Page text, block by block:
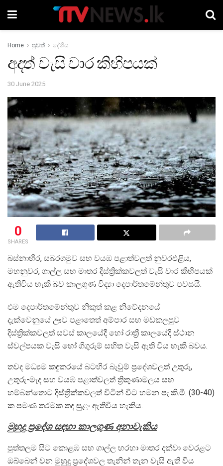
Home පුවත් දේශීය
අදත් වැසි වාර කිහිපයක්
30 June 2025
0
SHARES
බස්නාහිර, සබරගමුව සහ වයඹ පළාත්වලත් නුවරඑළිය,
මහනුවර, ගාල්ල සහ මාතර දිස්ත්‍රික්කවලත් වැසි වාර කිහිපයක්
ඇතිවිය හැකි බව කාලගුණ විද්‍යා දෙපාර්තමේන්තුව පවසයි.
එම දෙපාර්තමේන්තුව නිකුත් කළ නිවේදනයේ
දැක්වෙනුයේ ඌව පළාතෙත් අම්පාර සහ මඩකලපුව
දිස්ත්‍රික්කවලත් සවස් කාලයේදී හෝ රාත්‍රී කාලයේදී ස්ථාන
ස්වල්පයක වැසි හෝ ගිගුරුම් සහිත වැසි ඇති විය හැකි බවය.
තවද මධ්‍යම කඳුකරයේ බටහිර බැවුම් ප්‍රදේශවලත් උතුරු,
උතුරු-මැද සහ වයඹ පළාත්වලත් ත්‍රිකුණාමලය සහ
හම්බන්තොට දිස්ත්‍රික්කවලත් විටින් විට හමන පැ.කි.මී. (30-40)
ක පමණ තරමක තද සුළං ඇතිවිය හැකිය.
මුහුදු ප්‍රදේශ සඳහා කාලගුණ අනාවැකිය
පුත්තලම සිට කොළඹ සහ ගාල්ල හරහා මාතර දක්වා වෙරළට
ඔබ්බෙන් වන මුහුදු ප්‍රදේශවල තැනින් තැන වැසි ඇති විය